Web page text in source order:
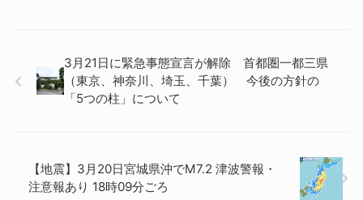
3月21日に緊急事態宣言が解除 首都圏一都三県
（東京、神奈川、埼玉、千葉） 今後の方針の
「5つの柱」について
【地震】3月20日宮城県沖でM7.2 津波警報・
注意報あり 18時09分ごろ